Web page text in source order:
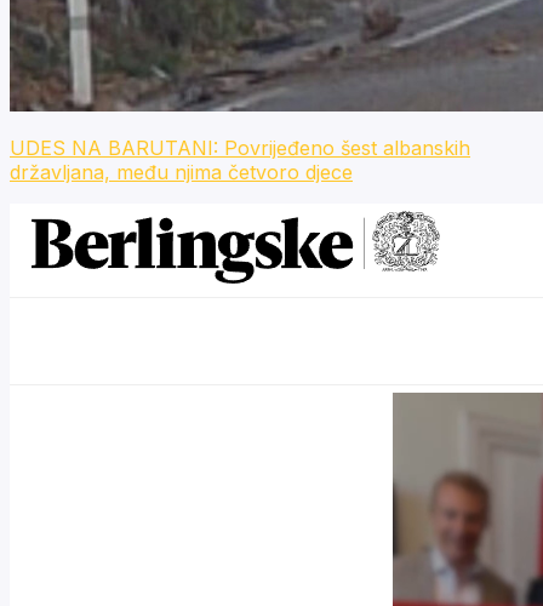
UDES NA BARUTANI: Povrijeđeno šest albanskih
državljana, među njima četvoro djece